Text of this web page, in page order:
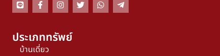
ประเภททรัพย์
บ้านเดี่ยว